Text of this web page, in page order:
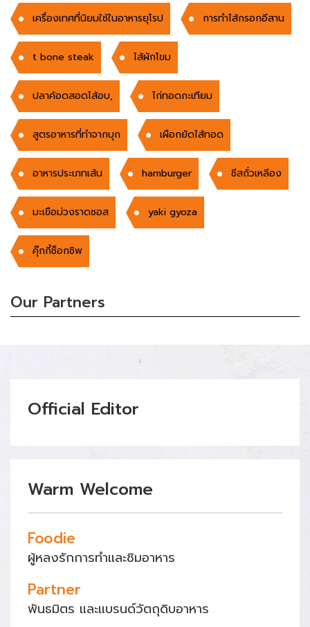
เครื่องเทศที่นิยมใช้ในอาหารยุโรป การทำไส้กรอกอีสาน
t bone steak ไส้ผักโขม
ปลาค้อดสอดไส้อบ, ไก่ทอดกะเทียม
สูตรอาหารที่ทำจากบุก เผือกยัดไส้ทอด
อาหารประเภทเส้น hamburger ชีสถั่วเหลีอง
มะเขือม่วงราดซอส yaki gyoza
คุ๊กกี้ช็อกชิพ
Our Partners
Official Editor
Warm Welcome
Foodie
ผู้หลงรักการทำและชิมอาหาร
Partner
พันธมิตร และแบรนด์วัตถุดิบอาหาร